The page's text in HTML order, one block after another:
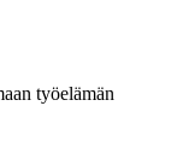
työelämän